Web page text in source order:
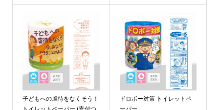
子どもへの虐待をなくそう！
ドロボー対策 トイレットペ